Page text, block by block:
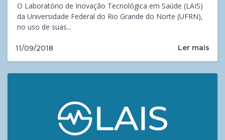
O Laboratório de Inovação Tecnológica em Saúde (LAIS)
da Universidade Federal do Rio Grande do Norte (UFRN),
no uso de suas...
11/09/2018 Ler mais